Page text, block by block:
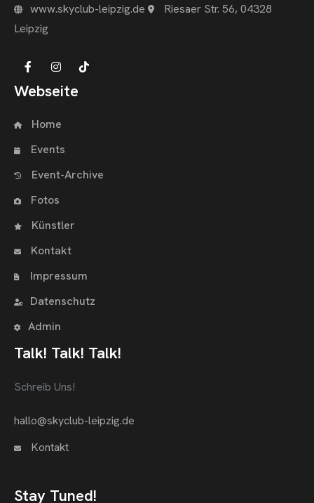
www.skyclub-leipzig.de
Riesaer Str. 56, 04328
Leipzig
Webseite
Home
Events
Event-Archive
Fotos
Künstler
Kontakt
Impressum
Datenschutz
Admin
Talk! Talk! Talk!
Schreib Uns!
hallo@skyclub-leipzig.de
Kontakt
Stay Tuned!